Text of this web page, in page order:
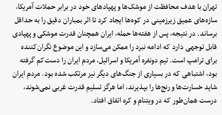
تهران با هدف محافظت از موشک‌ها و پهپادهای خود در برابر حملات آمریکا،
سازه‌های عمیق زیرزمینی در کوه‌ها ایجاد کرد تا اثر بمباران دقیق را به حداقل
برساند. در نتیجه، پس از هفته‌ها حمله، ایران همچنان قدرت موشکی و پهپادی
قابل توجهی دارد که ادامه نبرد را ممکن می‌سازد و این موضوع نگران‌کننده
برای ترامپ است. تیم دونفره آمریکا و اسرائیل، مردم ایران را دست‌کم گرفته
بود، اشتباهی که در بسیاری از جنگ‌های دیگر نیز مرتکب شده بود. مردم ایران
شاید خسارت‌ها و رنج‌ها را بپذیرند، اما هرگز تسلیم قدرت غربی نمی‌شوند،
درست همان‌طور که در ویتنام و کره اتفاق افتاد.